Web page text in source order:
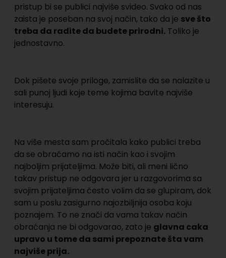
pristup bi se publici najviše svideo. Svako od nas
zaista je poseban na svoj način, tako da je sve što
treba da radite da budete prirodni.Toliko je
jednostavno.
Dok pišete svoje priloge, zamislite da se nalazite u
sali punoj ljudi koje teme kojima bavite najviše
interesuju.
Na više mesta sam pročitala kako publici treba
da se obraćamo na isti način kao i svojim
najboljim prijateljima. Može biti, ali meni lično
takav pristup ne odgovara jer u razgovorima sa
svojim prijateljima često volim da se glupiram, dok
sam u poslu zasigurno najozbiljnija osoba koju
poznajem. To ne znači da vama takav način
obraćanja ne bi odgovarao, zato je glavna caka
upravo u tome da sami prepoznate šta vam
najviše prija.